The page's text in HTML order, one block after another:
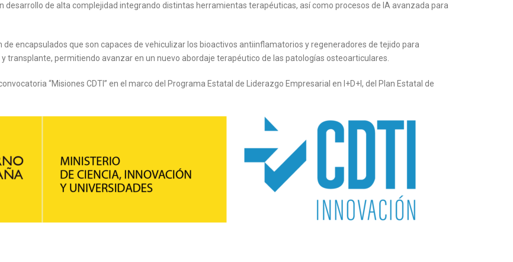
desarrollo de alta complejidad integrando distintas herramientas terapéuticas, así como procesos de IA avanzada para
de encapsulados que son capaces de vehiculizar los bioactivos antiinflamatorios y regeneradores de tejido para
transplante, permitiendo avanzar en un nuevo abordaje terapéutico de las patologías osteoarticulares.
“Misiones CDTI” en el marco del Programa Estatal de Liderazgo Empresarial en I+D+I, del Plan Estatal de